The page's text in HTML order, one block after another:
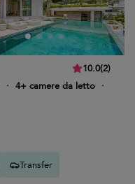
10.0(2)
· 4+ camere da letto ·
Transfer